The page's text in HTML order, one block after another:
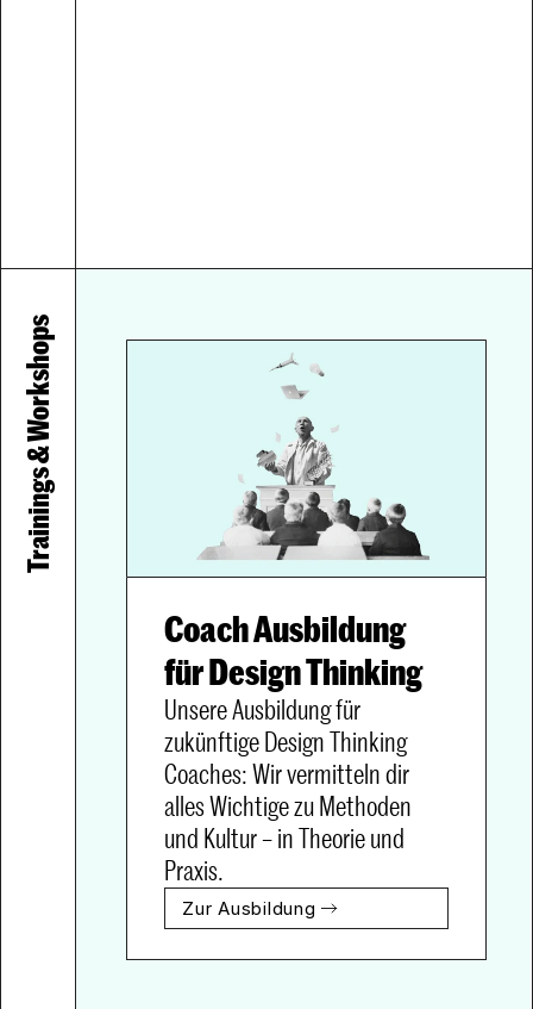
Trainings & Workshops
Coach Ausbildung
für Design Thinking
Unsere Ausbildung für
zukünftige Design Thinking
Coaches: Wir vermitteln dir
alles Wichtige zu Methoden
und Kultur – in Theorie und
Praxis.
Zur Ausbildung